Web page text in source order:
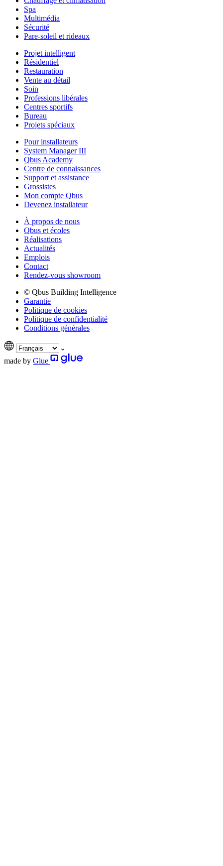
Spa
Multimédia
Sécurité
Pare-soleil et rideaux
Projet intelligent
Résidentiel
Restauration
Vente au détail
Soin
Professions libérales
Centres sportifs
Bureau
Projets spéciaux
Pour installateurs
System Manager III
Qbus Academy
Centre de connaissances
Support et assistance
Grossistes
Mon compte Qbus
Devenez installateur
À propos de nous
Qbus et écoles
Réalisations
Actualités
Emplois
Contact
Rendez-vous showroom
© Qbus Building Intelligence
Garantie
Politique de cookies
Politique de confidentialité
Conditions générales
made by Glue